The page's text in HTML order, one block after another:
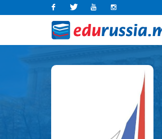
FacebookTwitter YoutubeInstagram